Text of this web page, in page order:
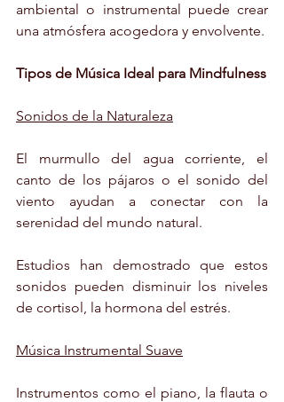
ambiental o instrumental puede crear
una atmósfera acogedora y envolvente.
Tipos de Música Ideal para Mindfulness
Sonidos de la Naturaleza
El murmullo del agua corriente, el
canto de los pájaros o el sonido del
viento ayudan a conectar con la
serenidad del mundo natural.
Estudios han demostrado que estos
sonidos pueden disminuir los niveles
de cortisol, la hormona del estrés.
Música Instrumental Suave
Instrumentos como el piano, la flauta o